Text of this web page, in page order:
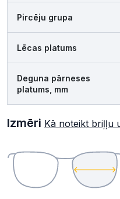
Pircēju grupa
Lēcas platums
Deguna pārneses
platums, mm
Izmēri Kā noteikt briļļu